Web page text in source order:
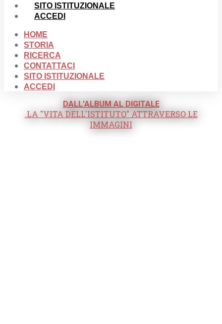
SITO ISTITUZIONALE
ACCEDI
HOME
STORIA
RICERCA
CONTATTACI
SITO ISTITUZIONALE
ACCEDI
DALL'ALBUM AL DIGITALE
.LA "VITA DELL'ISTITUTO" ATTRAVERSO LE
IMMAGINI